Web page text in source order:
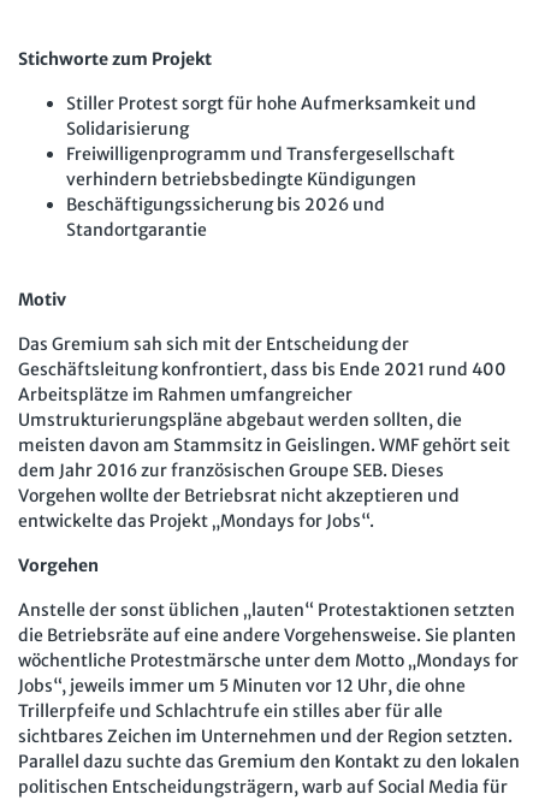
Stichworte zum Projekt
Stiller Protest sorgt für hohe Aufmerksamkeit und
Solidarisierung
Freiwilligenprogramm und Transfergesellschaft
verhindern betriebsbedingte Kündigungen
Beschäftigungssicherung bis 2026 und
Standortgarantie
Motiv
Das Gremium sah sich mit der Entscheidung der
Geschäftsleitung konfrontiert, dass bis Ende 2021 rund 400
Arbeitsplätze im Rahmen umfangreicher
Umstrukturierungspläne abgebaut werden sollten, die
meisten davon am Stammsitz in Geislingen. WMF gehört seit
dem Jahr 2016 zur französischen Groupe SEB. Dieses
Vorgehen wollte der Betriebsrat nicht akzeptieren und
entwickelte das Projekt „Mondays for Jobs“.
Vorgehen
Anstelle der sonst üblichen „lauten“ Protestaktionen setzten
die Betriebsräte auf eine andere Vorgehensweise. Sie planten
wöchentliche Protestmärsche unter dem Motto „Mondays for
Jobs“, jeweils immer um 5 Minuten vor 12 Uhr, die ohne
Trillerpfeife und Schlachtrufe ein stilles aber für alle
sichtbares Zeichen im Unternehmen und der Region setzten.
Parallel dazu suchte das Gremium den Kontakt zu den lokalen
politischen Entscheidungsträgern, warb auf Social Media für